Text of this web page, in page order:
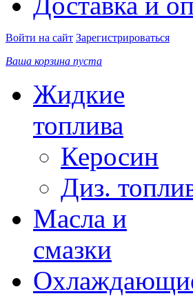
Войти на сайт Зарегистрироваться
Ваша корзина пуста
Жидкие
топлива
Керосин
Диз.
Масла и
смазки